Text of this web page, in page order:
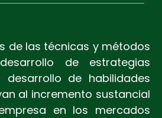
de las técnicas y métodos
de estrategias
de habilidades
al incremento sustancial
en los mercados